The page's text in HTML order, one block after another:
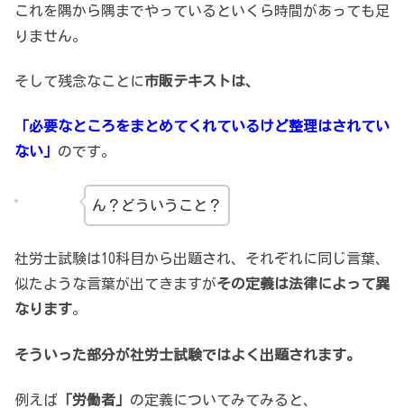
これを隅から隅までやっているといくら時間があっても足
りません。
そして残念なことに市販テキストは、
「必要なところをまとめてくれているけど整理はされてい
ない」 のです。
ん？どういうこと？
社労士試験は10科目から出題され、それぞれに同じ言葉、
似たような言葉が出てきますがその定義は法律によって異
なります。
そういった部分が社労士試験ではよく出題されます。
例えば 「労働者」 の定義についてみてみると、